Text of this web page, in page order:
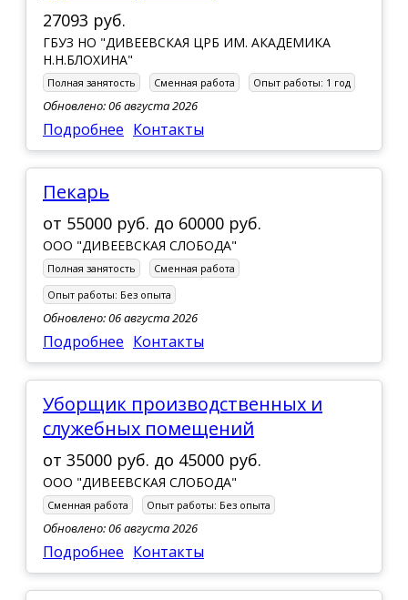
27093 руб.
ГБУЗ НО "ДИВЕЕВСКАЯ ЦРБ ИМ. АКАДЕМИКА
Н.Н.БЛОХИНА"
Полная занятость Сменная работа Опыт работы: 1 год
Обновлено: 06 августа 2026
Подробнее Контакты
пекарь
от 55000 руб. до 60000 руб.
ООО "ДИВЕЕВСКАЯ СЛОБОДА"
Полная занятость
Сменная работа
Опыт работы: Без опыта
Обновлено: 06 августа 2026
Подробнее Контакты
Уборщик производственных и
служебных помещений
от 35000 руб. до 45000 руб.
ООО "ДИВЕЕВСКАЯ СЛОБОДА"
Сменная работа Опыт работы: Без опыта
Обновлено: 06 августа 2026
Подробнее Контакты